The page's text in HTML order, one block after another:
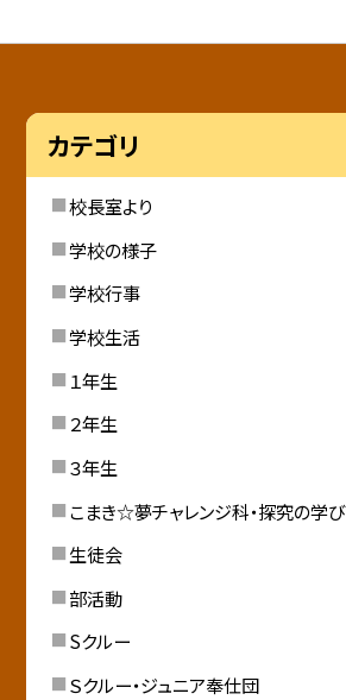
カテゴリ
校長室より
学校の様子
学校行事
学校生活
１年生
２年生
３年生
こまき☆夢チャレンジ科・探究の学び
生徒会
部活動
Sクルー
Ｓクルー・ジュニア奉仕団